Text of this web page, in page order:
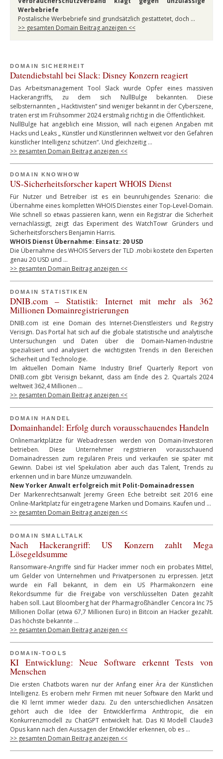
Werbebriefe
Postalische Werbebriefe sind grundsätzlich gestattetet, doch …
>> gesamten Domain Beitrag anzeigen <<
DOMAIN SICHERHEIT
Datendiebstahl bei Slack: Disney Konzern reagiert
Das Arbeitsmanagement Tool Slack wurde Opfer eines massiven
Hackerangriffs, zu dem sich NullBulge bekannten. Diese
selbsternannten „ Hacktivisten“ sind weniger bekannt in der Cyberszene,
traten erst im Frühsommer 2024 erstmalig richtig in die Öffentlichkeit.
NullBulge hat angeblich eine Mission, will nach eigenen Angaben mit
Hacks und Leaks „ Künstler und Künstlerinnen weltweit vor den Gefahren
künstlicher Intelligenz schützen“. Und gleichzeitig …
>> gesamten Domain Beitrag anzeigen <<
DOMAIN KNOWHOW
US-Sicherheitsforscher kapert WHOIS Dienst
Für Nutzer und Betreiber ist es ein beunruhigendes Szenario: die
Übernahme eines kompletten WHOIS Dienstes einer Top-Level-Domain.
Wie schnell so etwas passieren kann, wenn ein Registrar die Sicherheit
vernachlässigt, zeigt das Experiment des WatchTowr Gründers und
Sicherheitsforschers Benjamin Harris.
WHOIS Dienst Übernahme: Einsatz: 20 USD
Die Übernahme des WHOIS Servers der TLD .mobi kostete den Experten
genau 20 USD und …
>> gesamten Domain Beitrag anzeigen <<
DOMAIN STATISTIKEN
DNIB.com – Statistik: Internet mit mehr als 362
Millionen Domainregistrierungen
DNIB.com ist eine Domain des Internet-Dienstleisters und Registry
Verisign. Das Portal hat sich auf die globale statistische und analytische
Untersuchungen und Daten über die Domain-Namen-Industrie
spezialisiert und analysiert die wichtigsten Trends in den Bereichen
Sicherheit und Technologie.
Im aktuellen Domain Name Industry Brief Quarterly Report von
DNIB.com gibt Verisign bekannt, dass am Ende des 2. Quartals 2024
weltweit 362,4 Millionen …
>> gesamten Domain Beitrag anzeigen <<
DOMAIN HANDEL
Domainhandel: Erfolg durch vorausschauendes Handeln
Onlinemarktplätze für Webadressen werden von Domain-Investoren
betrieben. Diese Unternehmer registrieren vorausschauend
Domainadressen zum regulären Preis und verkaufen sie später mit
Gewinn. Dabei ist viel Spekulation aber auch das Talent, Trends zu
erkennen und in bare Münze umzuwandeln.
New Yorker Anwalt erfolgreich mit Polit-Domainadressen
Der Markenrechtsanwalt Jeremy Green Eche betreibt seit 2016 eine
Online-Marktplatz für eingetragene Marken und Domains. Kaufen und …
>> gesamten Domain Beitrag anzeigen <<
DOMAIN SMALLTALK
Nach Hackerangriff: US Konzern zahlt Mega
Lösegeldsumme
Ransomware-Angriffe sind für Hacker immer noch ein probates Mittel,
um Gelder von Unternehmen und Privatpersonen zu erpressen. Jetzt
wurde ein Fall bekannt, in dem ein US Pharmakonzern eine
Rekordsumme für die Freigabe von verschlüsselten Daten gezahlt
haben soll. Laut Bloomberg hat der Pharmagroßhändler Cencora Inc 75
Millionen Dollar (etwa 67,7 Millionen Euro) in Bitcoin an Hacker gezahlt.
Das höchste bekannte …
>> gesamten Domain Beitrag anzeigen <<
DOMAIN-TOOLS
KI Entwicklung: Neue Software erkennt Tests von
Menschen
Die ersten Chatbots waren nur der Anfang einer Ära der Künstlichen
Intelligenz. Es erobern mehr Firmen mit neuer Software den Markt und
die KI lernt immer wieder dazu. Zu den unterschiedlichen Ansätzen
gehört auch die Idee der Entwicklerfirma Anthtropic, die ein
Konkurrenzmodell zu ChatGPT entwickelt hat. Das KI Modell Claude3
Opus kann nach den Aussagen der Entwickler erkennen, ob es …
>> gesamten Domain Beitrag anzeigen <<